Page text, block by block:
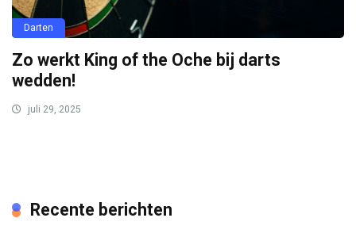
Darten
Zo werkt King of the Oche bij darts
wedden!
juli 29, 2025
Recente berichten